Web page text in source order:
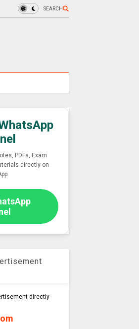
SEARCH
PDFs, Exam
directly on
directly